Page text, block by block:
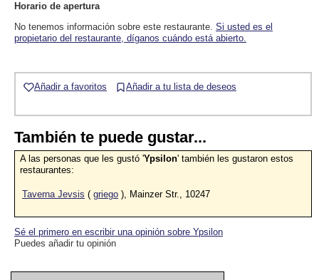
Horario de apertura
No tenemos información sobre este restaurante. Si usted es el
propietario del restaurante, díganos cuándo está abierto.
Añadir a favoritos Añadir a tu lista de deseos
También te puede gustar...
A las personas que les gustó 'Ypsilon' también les gustaron estos
restaurantes:
Taverna Jevsis ( griego ), Mainzer Str., 10247
Sé el primero en escribir una opinión sobre Ypsilon
Puedes añadir tu opinión